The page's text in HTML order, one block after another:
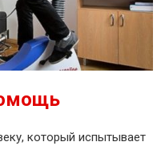
который испытывает